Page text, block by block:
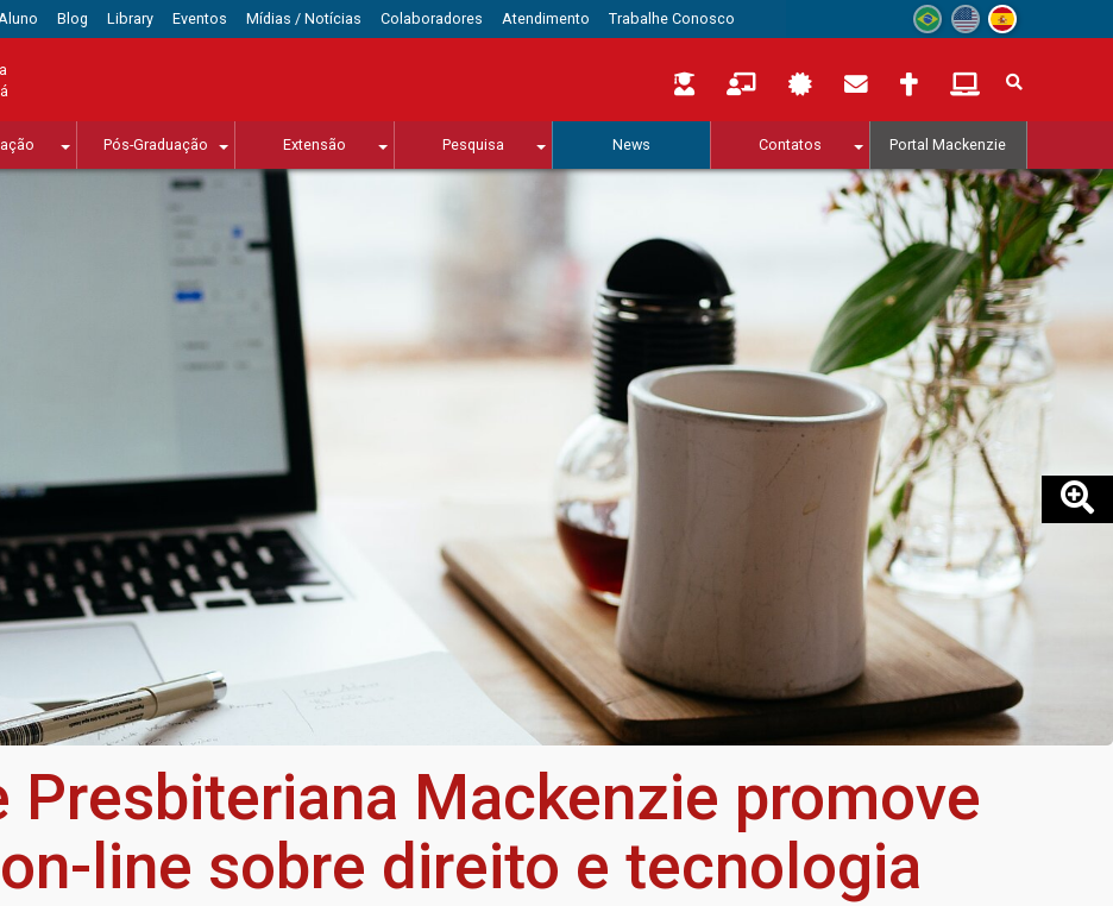
Blog Library Eventos Mídias / Notícias Colaboradores Atendimento Trabalhe Conosco
Pós-Graduação Extensão Pesquisa News Contatos Portal Mackenzie
Presbiteriana Mackenzie promove
line sobre direito e tecnologia